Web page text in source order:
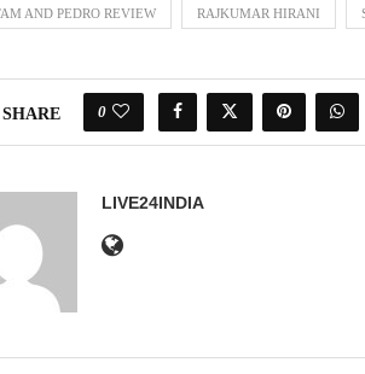
AND PEDRO REVIEW RAJKUMAR HIRANI
SHARE 0
LIVE24INDIA